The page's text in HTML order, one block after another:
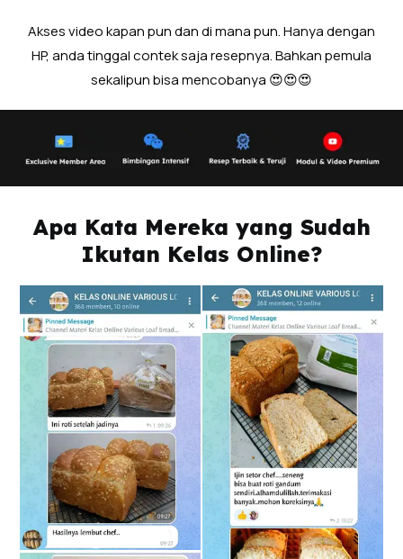
Akses video kapan pun dan di mana pun. Hanya dengan
HP, anda tinggal contek saja resepnya. Bahkan pemula
sekalipun bisa mencobanya 😍😍😍
Apa Kata Mereka yang Sudah
Ikutan Kelas Online?